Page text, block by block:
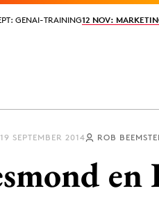
GENAI-TRAINING12 NOV:
GENAI-TRAINING12 NOV:
19 SEPTEMBER 2014 ROB